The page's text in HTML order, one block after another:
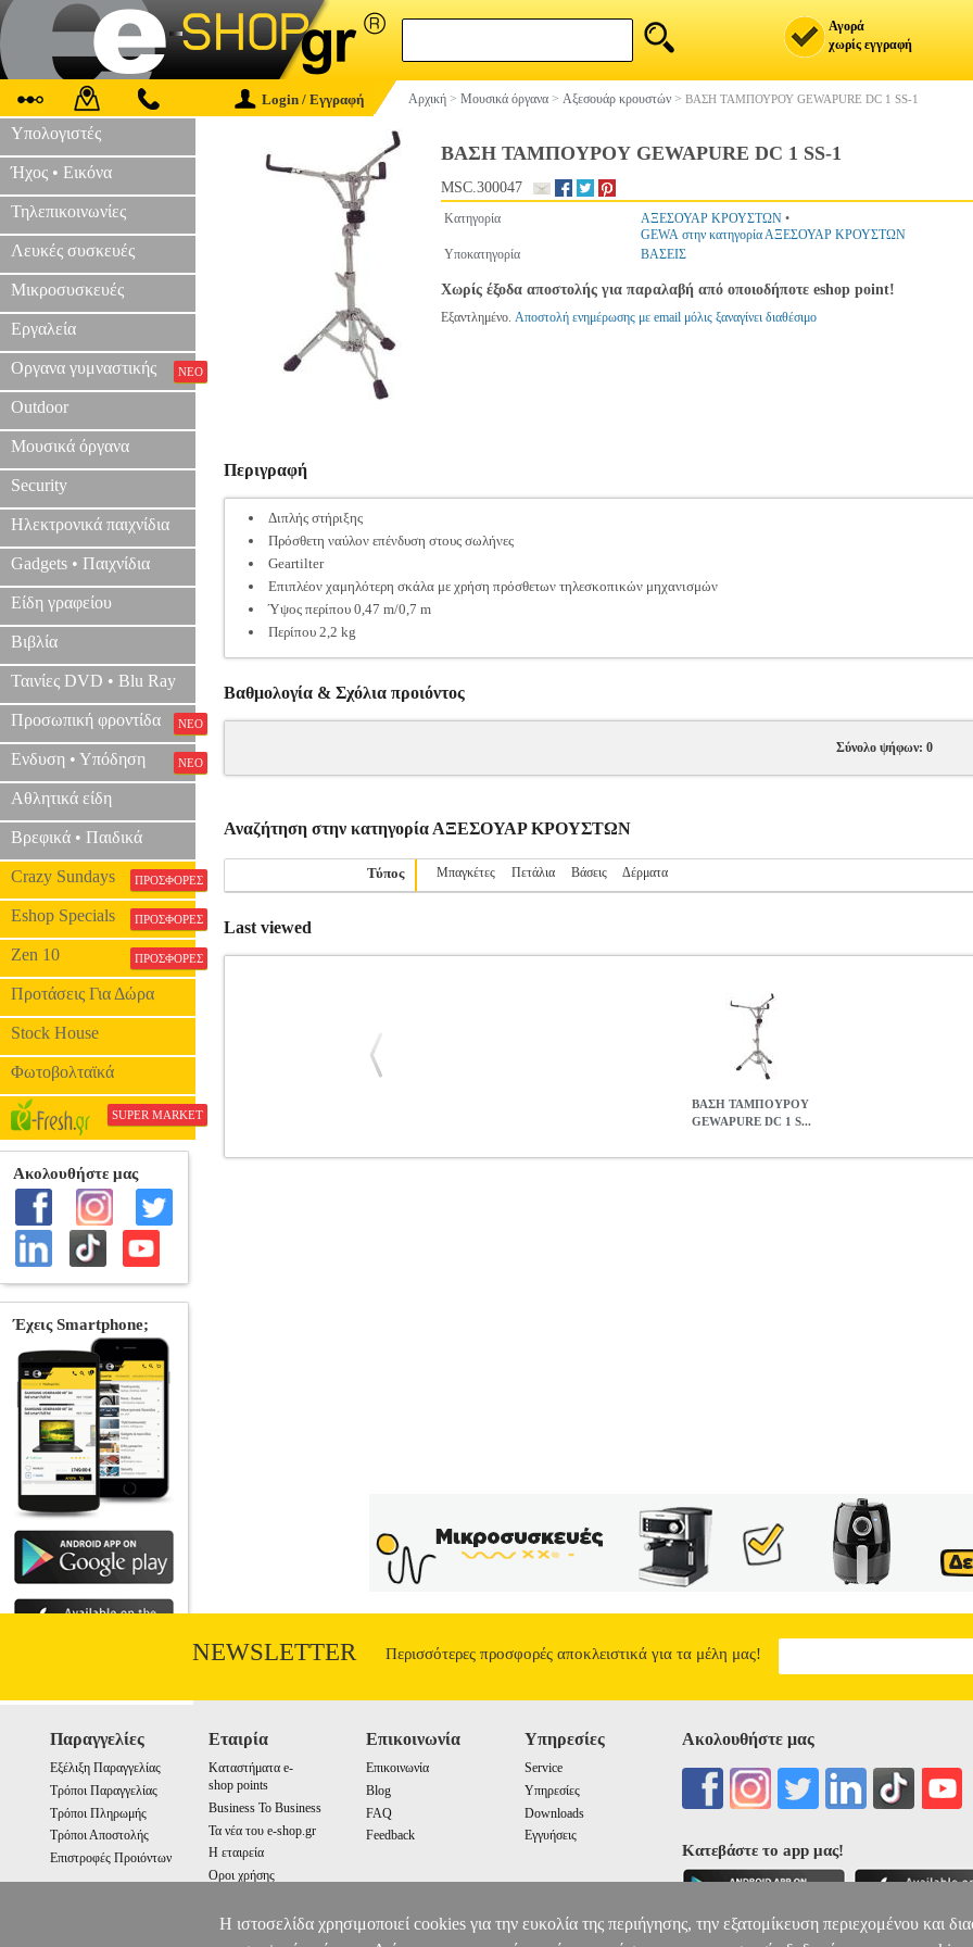
Αγορά
χωρίς εγγραφή
Login / Εγγραφή Αρχική > Μουσικά όργανα > Αξεσουάρ κρουστών > ΒΑΣΗ ΤΑΜΠΟΥΡΟΥ GEWAPURE DC 1 SS-1
Υπολογιστές
Ήχος • Εικόνα
Τηλεπικοινωνίες
Λευκές συσκευές
Μικροσυσκευές
Εργαλεία
Οργανα γυμναστικής ΝΕΟ
Outdoor
Μουσικά όργανα
Security
Ηλεκτρονικά παιχνίδια
Gadgets • Παιχνίδια
Είδη γραφείου
Βιβλία
Ταινίες DVD • Blu Ray
Προσωπική φροντίδα ΝΕΟ
Ενδυση • Υπόδηση ΝΕΟ
Αθλητικά είδη
Βρεφικά • Παιδικά
Crazy Sundays ΠΡΟΣΦΟΡΕΣ
Eshop Specials ΠΡΟΣΦΟΡΕΣ
Zen 10 ΠΡΟΣΦΟΡΕΣ
Προτάσεις Για Δώρα
Stock House
Φωτοβολταϊκά
SUPER MARKET
ΒΑΣΗ ΤΑΜΠΟΥΡΟΥ GEWAPURE DC 1 SS-1
MSC.300047
Κατηγορία ΑΞΕΣΟΥΑΡ ΚΡΟΥΣΤΩΝ •
GEWA στην κατηγορία ΑΞΕΣΟΥΑΡ ΚΡΟΥΣΤΩΝ
Υποκατηγορία
ΒΑΣΕΙΣ
Χωρίς έξοδα αποστολής για παραλαβή από οποιοδήποτε eshop point!
Εξαντλημένο. Αποστολή ενημέρωσης με email μόλις ξαναγίνει διαθέσιμο
Περιγραφή
Διπλής στήριξης
Πρόσθετη ναύλον επένδυση στους σωλήνες
Geartilter
Επιπλέον χαμηλότερη σκάλα με χρήση πρόσθετων τηλεσκοπικών μηχανισμών
Ύψος περίπου 0,47 m/0,7 m
Περίπου 2,2 kg
Βαθμολογία & Σχόλια προιόντος
Σύνολο ψήφων: 0
Αναζήτηση στην κατηγορία ΑΞΕΣΟΥΑΡ ΚΡΟΥΣΤΩΝ
Τύπος Μπαγκέτες Πετάλια Βάσεις Δέρματα
Last viewed
ΒΑΣΗ ΤΑΜΠΟΥΡΟΥ
GEWAPURE DC 1 S...
NEWSLETTER Περισσότερες προσφορές αποκλειστικά για τα μέλη μας!
Παραγγελίες
Εξέλιξη Παραγγελίας
Τρόποι Παραγγελίας
Τρόποι Πληρωμής
Τρόποι Αποστολής
Επιστροφές Προιόντων
Εταιρία
Καταστήματα e-
shop points
Business To Business
Τα νέα του e-shop.gr
Η εταιρεία
Οροι χρήσης
Επικοινωνία
Επικοινωνία
Blog
FAQ
Feedback
Υπηρεσίες
Service
Υπηρεσίες
Downloads
Εγγυήσεις
Ακολουθήστε μας
Κατεβάστε το app μας!
Η ιστοσελίδα χρησιμοποιεί cookies για την ευκολία της περιήγησης, την εξατομίκευση περιεχομένου και